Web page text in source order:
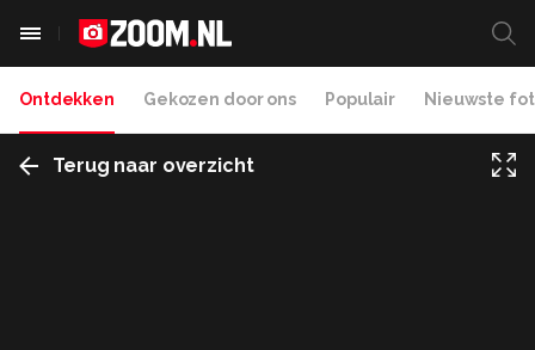
Ontdekken Gekozen door ons Populair Nieuwste
Terug naar overzicht